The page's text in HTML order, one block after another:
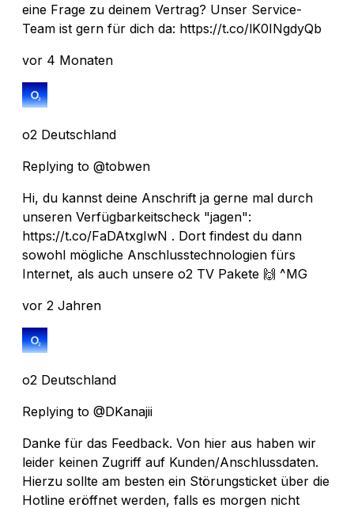
eine Frage zu deinem Vertrag? Unser Service-
Team ist gern für dich da: https://t.co/lK0INgdyQb
vor 4 Monaten
o2 Deutschland
Replying to @tobwen
Hi, du kannst deine Anschrift ja gerne mal durch
unseren Verfügbarkeitscheck "jagen":
https://t.co/FaDAtxgIwN . Dort findest du dann
sowohl mögliche Anschlusstechnologien fürs
Internet, als auch unsere o2 TV Pakete 🙌 ^MG
vor 2 Jahren
o2 Deutschland
Replying to @DKanajii
Danke für das Feedback. Von hier aus haben wir
leider keinen Zugriff auf Kunden/Anschlussdaten.
Hierzu sollte am besten ein Störungsticket über die
Hotline eröffnet werden, falls es morgen nicht